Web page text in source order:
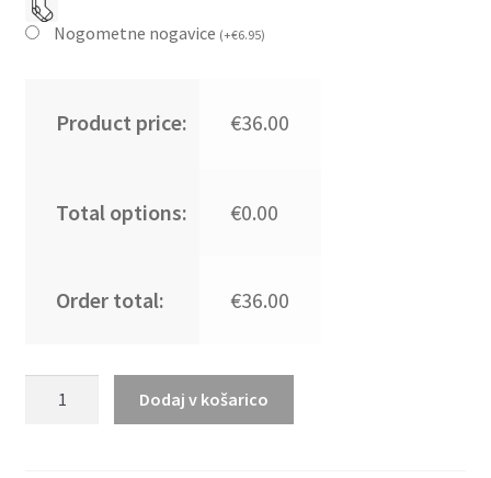
Nogometne nogavice (+€6.95)
Product price: €36.00
Total options: €0.00
Order total: €36.00
Dodaj v košarico